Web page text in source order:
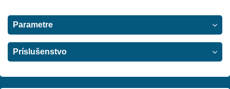
Parametre
Príslušenstvo